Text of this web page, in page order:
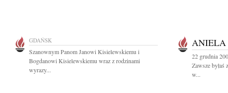
GDAŃSK
Szanownym Panom Janowi Kisielewskiemu i
Bogdanowi Kisielewskiemu wraz z rodzinami
wyrazy...
22 grudnia
Zawsze
w...